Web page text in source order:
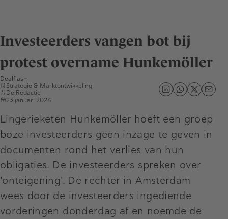
Investeerders vangen bot bij
protest overname Hunkemöller
Dealflash
Strategie & Marktontwikkeling
De Redactie
23 januari 2026
Lingerieketen Hunkemöller hoeft een groep
boze investeerders geen inzage te geven in
documenten rond het verlies van hun
obligaties. De investeerders spreken over
'onteigening'. De rechter in Amsterdam
wees door de investeerders ingediende
vorderingen donderdag af en noemde de